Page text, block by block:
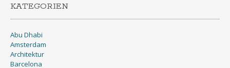
KATEGORIEN
Abu Dhabi
Amsterdam
Architektur
Barcelona